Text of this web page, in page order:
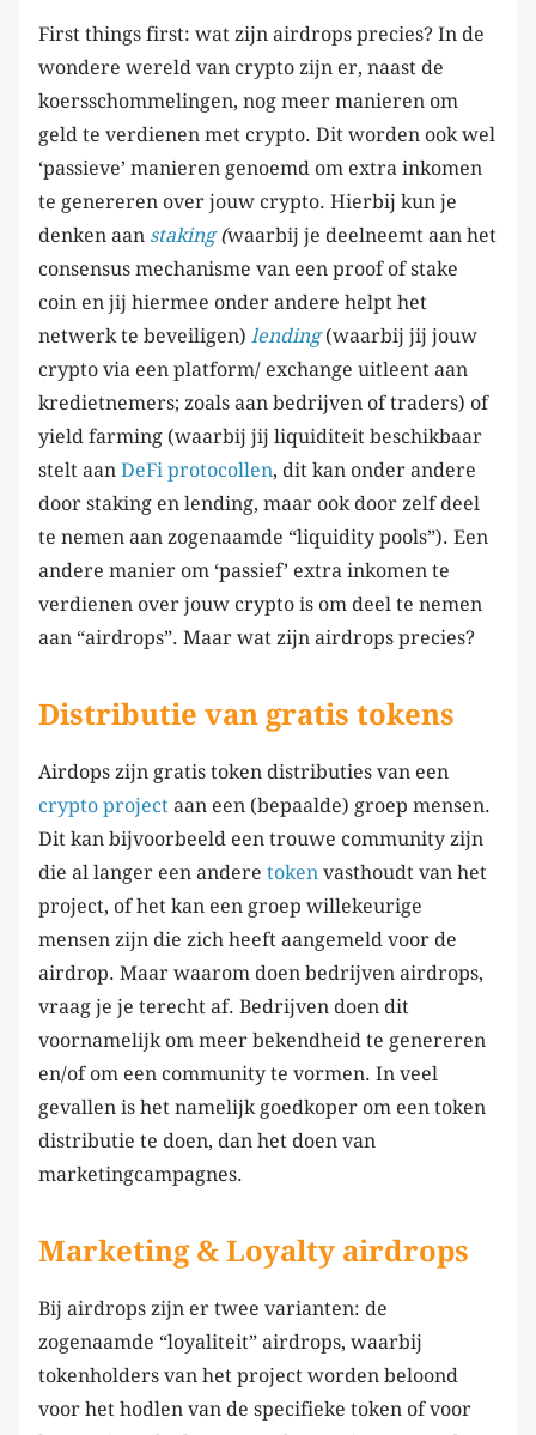
First things first: wat zijn airdrops precies? In de
wondere wereld van crypto zijn er, naast de
koersschommelingen, nog meer manieren om
geld te verdienen met crypto. Dit worden ook wel
‘passieve’ manieren genoemd om extra inkomen
te genereren over jouw crypto. Hierbij kun je
denken aan staking(waarbij je deelneemt aan het
consensus mechanisme van een proof of stake
coin en jij hiermee onder andere helpt het
netwerk te beveiligen) lending(waarbij jij jouw
crypto via een platform/ exchange uitleent aan
kredietnemers; zoals aan bedrijven of traders) of
yield farming (waarbij jij liquiditeit beschikbaar
stelt aan DeFi protocollen, dit kan onder andere
door staking en lending, maar ook door zelf deel
te nemen aan zogenaamde “liquidity pools”). Een
andere manier om ‘passief’ extra inkomen te
verdienen over jouw crypto is om deel te nemen
aan “airdrops”. Maar wat zijn airdrops precies?
Distributie van gratis tokens
Airdops zijn gratis token distributies van een
crypto project aan een (bepaalde) groep mensen.
Dit kan bijvoorbeeld een trouwe community zijn
die al langer een andere token vasthoudt van het
project, of het kan een groep willekeurige
mensen zijn die zich heeft aangemeld voor de
airdrop. Maar waarom doen bedrijven airdrops,
vraag je je terecht af. Bedrijven doen dit
voornamelijk om meer bekendheid te genereren
en/of om een community te vormen. In veel
gevallen is het namelijk goedkoper om een token
distributie te doen, dan het doen van
marketingcampagnes.
Marketing & Loyalty airdrops
Bij airdrops zijn er twee varianten: de
zogenaamde “loyaliteit” airdrops, waarbij
tokenholders van het project worden beloond
voor het hodlen van de specifieke token of voor